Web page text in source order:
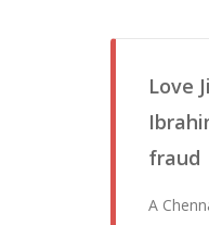
Love
fraud
A